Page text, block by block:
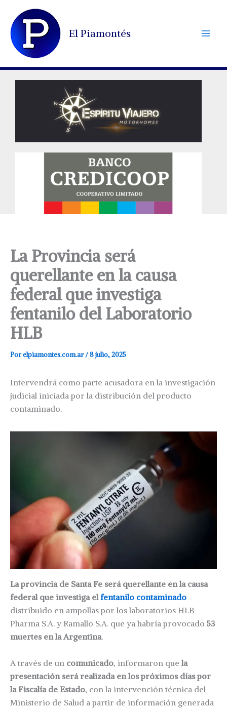
contenido
El Piamontés
La Provincia será
querellante en la causa
federal que investiga
fentanilo del Laboratorio
HLB
Porelpiamontes.com.ar/8 julio, 2025
Intervendrá como parte acusadora en la investigación
judicial iniciada por la distribución del producto
contaminado.
La provincia de Santa Fe será querellante en la causa
federal que investiga el fentanilo contaminado
distribuido en ampollas por los laboratorios HLB
Pharma S.A. y Ramallo S.A. que ya habría provocado 53
muertes en la Argentina.
A través de un comunicado, informaron quela
presentación será realizada en los próximos días por
la Fiscalía de Estado, con la intervención técnica del
Ministerio de Salud a partir de información generada